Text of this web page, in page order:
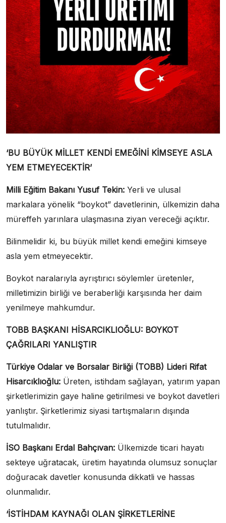
‘BU BÜYÜK MİLLET KENDİ EMEĞİNİ KİMSEYE ASLA
YEM ETMEYECEKTİR’
Milli Eğitim Bakanı Yusuf Tekin: Yerli ve ulusal
markalara yönelik “boykot” davetlerinin, ülkemizin daha
müreffeh yarınlara ulaşmasına ziyan vereceği açıktır.
Bilinmelidir ki, bu büyük millet kendi emeğini kimseye
asla yem etmeyecektir.
Boykot naralarıyla ayrıştırıcı söylemler üretenler,
milletimizin birliği ve beraberliği karşısında her daim
yenilmeye mahkumdur.
TOBB BAŞKANI HİSARCIKLIOĞLU: BOYKOT
ÇAĞRILARI YANLIŞTIR
Türkiye Odalar ve Borsalar Birliği (TOBB) Lideri Rifat
Hisarcıklıoğlu: Üreten, istihdam sağlayan, yatırım yapan
şirketlerimizin gaye haline getirilmesi ve boykot davetleri
yanlıştır. Şirketlerimiz siyasi tartışmaların dışında
tutulmalıdır.
İSO Başkanı Erdal Bahçıvan: Ülkemizde ticari hayatı
sekteye uğratacak, üretim hayatında olumsuz sonuçlar
doğuracak davetler konusunda dikkatli ve hassas
olunmalıdır.
‘İSTİHDAM KAYNAĞI OLAN ŞİRKETLERİNE